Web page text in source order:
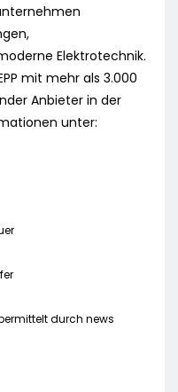
Elektrotechnik.
mit mehr als 3.000
Anbieter in der
unter:
durch news